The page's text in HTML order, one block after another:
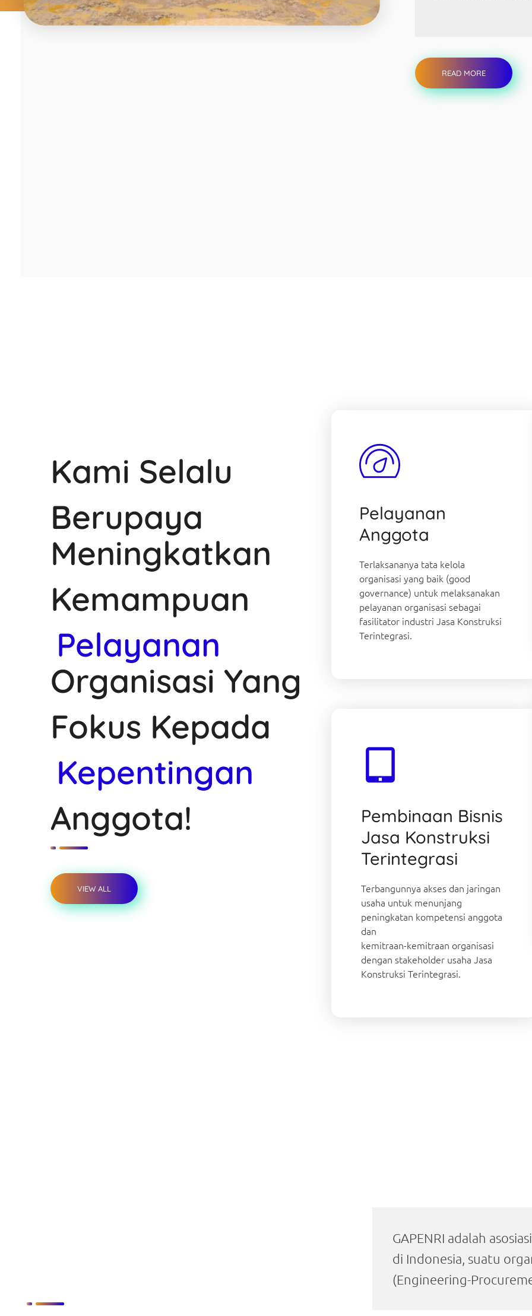
GAPENRI adalah
di Indonesia, suatu
(Engineering-
READ MORE
Kami Selalu
Berupaya
Meningkatkan
Kemampuan
Pelayanan
Organisasi Yang
Fokus Kepada
Kepentingan
Anggota!
VIEW ALL
Pelayanan
Anggota
Terlaksananya tata kelola
organisasi yang baik (good
governance) untuk melaksanakan
pelayanan organisasi sebagai
fasilitator industri Jasa Konstruksi
Terintegrasi.
Pembinaan Bisnis
Jasa Konstruksi
Terintegrasi
Terbangunnya akses dan jaringan
usaha untuk menunjang
peningkatan kompetensi anggota
dan
kemitraan-kemitraan organisasi
dengan stakeholder usaha Jasa
Konstruksi Terintegrasi.